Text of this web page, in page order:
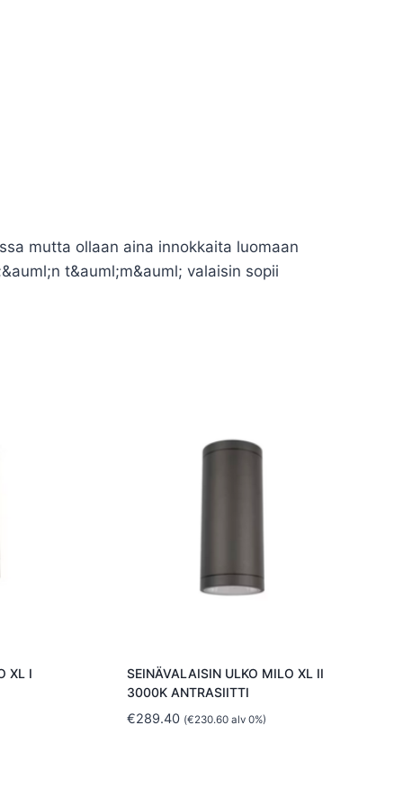
mutta ollaan aina innokkaita luomaan
t&auml;m&auml; valaisin sopii
XL I
SEINÄVALAISIN ULKO MILO XL II
3000K ANTRASIITTI
€289.40 (€230.60 alv 0%)